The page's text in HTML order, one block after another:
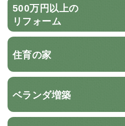
500万円以上の
リフォーム
住育の家
ベランダ増築